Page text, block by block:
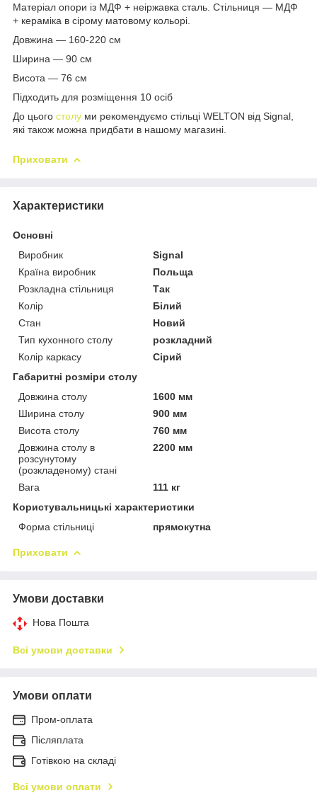
Матеріал опори із МДФ + неіржавка сталь. Стільниця — МДФ
+ кераміка в сірому матовому кольорі.
Довжина — 160-220 см
Ширина — 90 см
Висота — 76 см
Підходить для розміщення 10 осіб
До цього столу ми рекомендуємо стільці WELTON від Signal,
які також можна придбати в нашому магазині.
Приховати
Характеристики
Основні
Виробник
Signal
Країна виробник
Польща
Розкладна стільниця
Так
Колір
Білий
Стан
Новий
Тип кухонного столу
розкладний
Колір каркасу
Сірий
Габаритні розміри столу
Довжина столу
1600 мм
Ширина столу
900 мм
Висота столу
760 мм
Довжина столу в
розсунутому
(розкладеному) стані
2200 мм
Вага
111 кг
Користувальницькі характеристики
Форма стільниці
прямокутна
Приховати
Умови доставки
Нова Пошта
Всі умови доставки
Умови оплати
Пром-оплата
Післяплата
Готівкою на складі
Всі умови оплати